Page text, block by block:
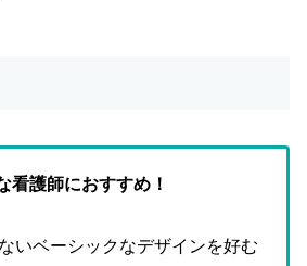
看護師におすすめ！
いベーシックなデザインを好む